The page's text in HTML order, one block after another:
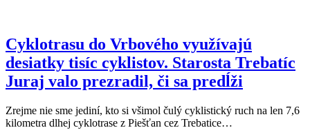
Cyklotrasu do Vrbového využívajú
desiatky tisíc cyklistov. Starosta Trebatíc
Juraj valo prezradil, či sa predĺži
Zrejme nie sme jediní, kto si všimol čulý cyklistický ruch na len 7,6
kilometra dlhej cyklotrase z Piešťan cez Trebatice…